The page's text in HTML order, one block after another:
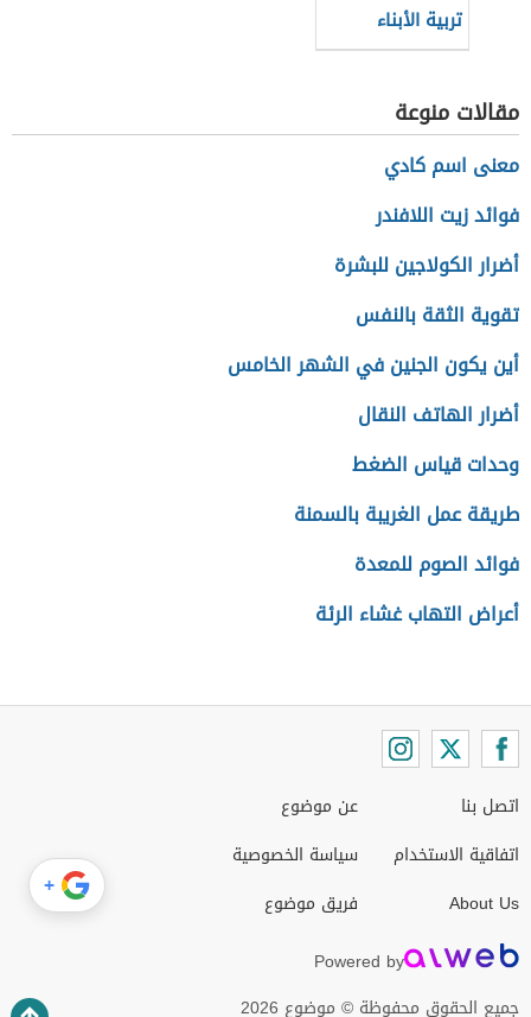
تربية الأبناء
مقالات منوعة
معنى اسم كادي
فوائد زيت اللافندر
أضرار الكولاجين للبشرة
تقوية الثقة بالنفس
أين يكون الجنين في الشهر الخامس
أضرار الهاتف النقال
وحدات قياس الضغط
طريقة عمل الغريبة بالسمنة
فوائد الصوم للمعدة
أعراض التهاب غشاء الرئة
اتصل بنا
اتفاقية الاستخدام
About Us
عن موضوع
سياسة الخصوصية
فريق موضوع
Powered by
جميع الحقوق محفوظة © موضوع 2026
+